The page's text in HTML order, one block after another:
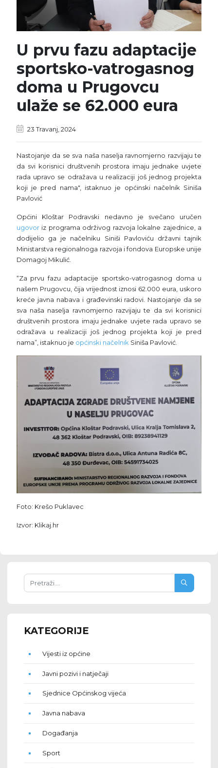
U prvu fazu adaptacije
sportsko-vatrogasnog
doma u Prugovcu
ulaže se 62.000 eura
23 Travanj, 2024
Nastojanje da se sva naša naselja ravnomjerno razvijaju te
da svi korisnici društvenih prostora imaju jednake uvjete
rada upravo se odražava u realizaciji još jednog projekta
koji je pred nama", istaknuo je općinski načelnik Siniša
Pavlović
Općini Kloštar Podravski nedavno je svečano uručen
ugovoriz programa održivog razvoja lokalne zajednice, a
dodijelio ga je načelniku Siniši Pavloviću državni tajnik
Ministarstva regionalnoga razvoja i fondova Europske unije
Domagoj Mikulić.
“Za prvu fazu adaptacije sportsko-vatrogasnog doma u
našem Prugovcu, čija vrijednost iznosi 62.000 eura, uskoro
kreće javna nabava i građevinski radovi. Nastojanje da se
sva naša naselja ravnomjerno razvijaju te da svi korisnici
društvenih prostora imaju jednake uvjete rada upravo se
odražava u realizaciji još jednog projekta koji je pred
nama”, istaknuo je općinski načelnik Siniša Pavlović.
Foto: Krešo Puklavec
Izvor: Klikaj.hr
KATEGORIJE
Vijesti iz općine
Javni pozivi i natječaji
Sjednice Općinskog vijeća
Javna nabava
Događanja
Sport